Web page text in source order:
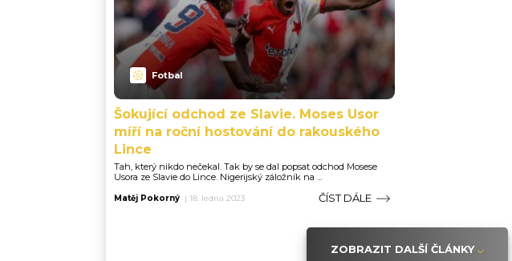
Fotbal
Šokující odchod ze Slavie. Moses Usor
míří na roční hostování do rakouského
Lince
Tah, který nikdo nečekal. Tak by se dal popsat odchod Mosese
Usora ze Slavie do Lince. Nigerijský záložník na ...
Matěj Pokorný | 18. ledna 2023 ČÍST DÁLE
ZOBRAZIT DALŠÍ ČLÁNKY